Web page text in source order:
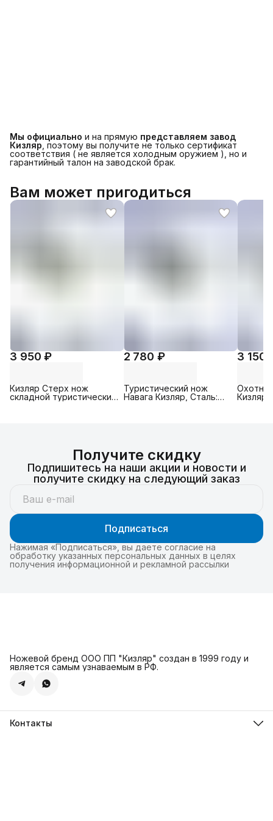
Мы официально и на прямую представляем завод
Кизляр , поэтому вы получите не только сертификат
соответствия ( не является холодным оружием ), но и
гарантийный талон на заводской брак.
Вам может пригодиться
3 950 ₽
Кизляр Стерх нож
складной туристический,
2 780 ₽
Туристический нож
Навага Кизляр, Cталь:
3 150
Кизляр
Получите скидку
Подпишитесь на наши акции и новости и
получите скидку на следующий заказ
Подписаться
Нажимая «Подписаться», вы даете согласие на
обработку указанных персональных данных в целях
получения информационной и рекламной рассылки
Ножевой бренд ООО ПП "Кизляр" создан в 1999 году и
является самым узнаваемым в РФ.
Контакты